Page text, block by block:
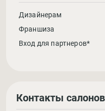
Дизайнерам
Франшиза
Вход для партнеров*
Контакты салонов